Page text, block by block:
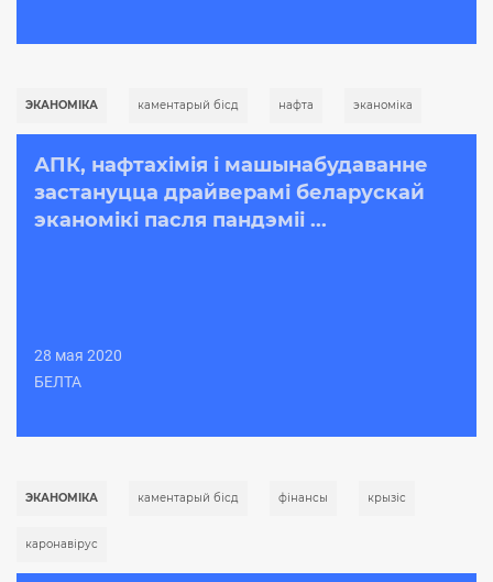
ЭКАНОМІКА каментарый бісд нафта эканоміка
АПК, нафтахімія і машынабудаванне
застануцца драйверамі беларускай
эканомікі пасля пандэміі ...
28 мая 2020
БЕЛТА
ЭКАНОМІКА каментарый бісд фінансы крызіс
каронавірус